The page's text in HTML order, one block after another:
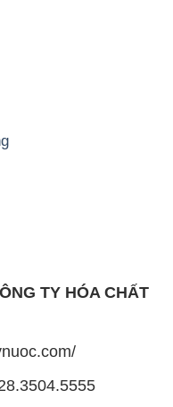
TY HÓA CHẤT
- 028.3756.1841-